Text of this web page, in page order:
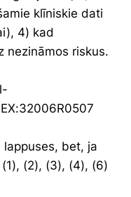
klīniskie dati
4) kad
nezināmos riskus.
lappuses, bet, ja
(2), (3), (4), (6)